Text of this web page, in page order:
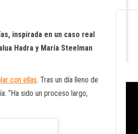
inspirada en un caso real
Hadra y María Steelman
con ellas. Tras un día lleno de
“Ha sido un proceso largo,